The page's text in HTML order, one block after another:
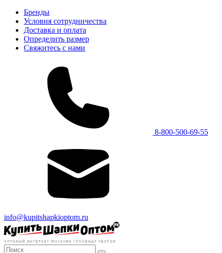
Бренды
Условия сотрудничества
Доставка и оплата
Определить размер
Свяжитесь с нами
8-800-500-69-55
info@kupitshapkioptom.ru